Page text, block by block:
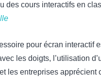
des cours interactifs en
pour écran interactif
les doigts, l’utilisation
les entreprises apprécient